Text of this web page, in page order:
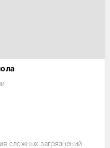
сложных загрязнений